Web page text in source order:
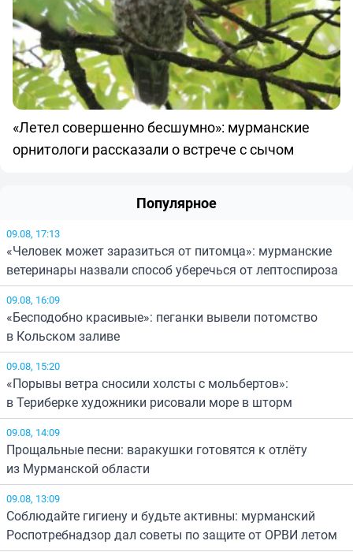
«Летел совершенно бесшумно»: мурманские
орнитологи рассказали о встрече с сычом
Популярное
09.08, 17:13
«Человек может заразиться от питомца»: мурманские
ветеринары назвали способ уберечься от лептоспироза
09.08, 16:09
«Бесподобно красивые»: пеганки вывели потомство
в Кольском заливе
09.08, 15:20
«Порывы ветра сносили холсты с мольбертов»:
в Териберке художники рисовали море в шторм
09.08, 14:09
Прощальные песни: варакушки готовятся к отлёту
из Мурманской области
09.08, 13:09
Соблюдайте гигиену и будьте активны: мурманский
Роспотребнадзор дал советы по защите от ОРВИ летом